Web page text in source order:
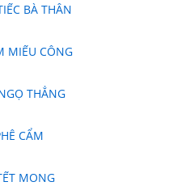
BÀ THÂN
MIẾU CÔNG
THẲNG
CẨM
MONG